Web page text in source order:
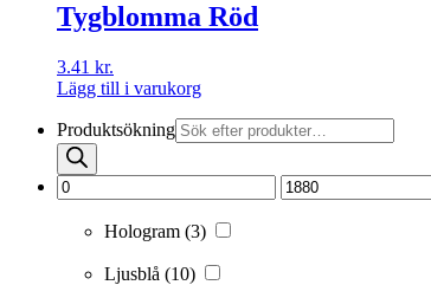
Tygblomma Röd
3.41 kr.
Lägg till i varukorg
Produktsökning
Hologram (3)
Ljusblå (10)